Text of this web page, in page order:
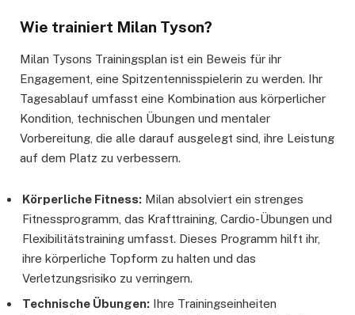
Wie trainiert Milan Tyson?
Milan Tysons Trainingsplan ist ein Beweis für ihr
Engagement, eine Spitzentennisspielerin zu werden. Ihr
Tagesablauf umfasst eine Kombination aus körperlicher
Kondition, technischen Übungen und mentaler
Vorbereitung, die alle darauf ausgelegt sind, ihre Leistung
auf dem Platz zu verbessern.
Körperliche Fitness: Milan absolviert ein strenges
Fitnessprogramm, das Krafttraining, Cardio-Übungen und
Flexibilitätstraining umfasst. Dieses Programm hilft ihr,
ihre körperliche Topform zu halten und das
Verletzungsrisiko zu verringern.
Technische Übungen: Ihre Trainingseinheiten